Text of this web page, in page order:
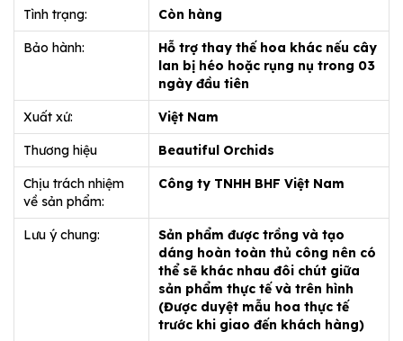
Tình trạng: Còn hàng
Bảo hành:
Hỗ trợ thay thế hoa khác nếu cây
lan bị héo hoặc rụng nụ trong 03
ngày đầu tiên
Xuất xứ: Việt Nam
Thương hiệu Beautiful Orchids
Chịu trách nhiệm
về sản phẩm:
Công ty TNHH BHF Việt Nam
Lưu ý chung:
Sản phẩm được trồng và tạo
dáng hoàn toàn thủ công nên có
thể sẽ khác nhau đôi chút giữa
sản phẩm thực tế và trên hình
(Được duyệt mẫu hoa thực tế
trước khi giao đến khách hàng)